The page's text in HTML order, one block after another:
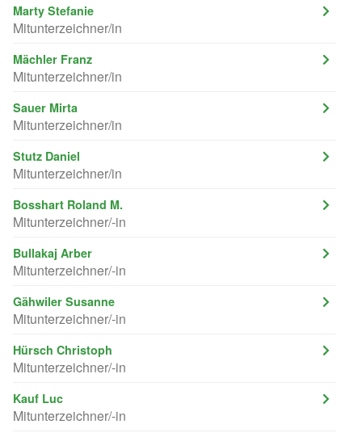
Marty Stefanie
Mitunterzeichner/in
Mächler Franz
Mitunterzeichner/in
Sauer Mirta
Mitunterzeichner/in
Stutz Daniel
Mitunterzeichner/in
Bosshart Roland M.
Mitunterzeichner/-in
Bullakaj Arber
Mitunterzeichner/-in
Gähwiler Susanne
Mitunterzeichner/-in
Hürsch Christoph
Mitunterzeichner/-in
Kauf Luc
Mitunterzeichner/-in